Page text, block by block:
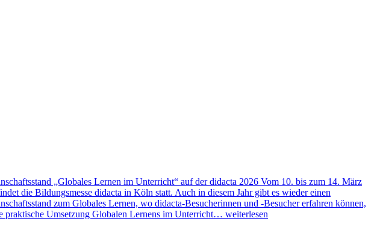
„Globales Lernen im Unterricht“ auf der didacta 2026 Vom 10. bis zum 14. März
die Bildungsmesse didacta in Köln statt. Auch in diesem Jahr gibt es wieder einen
zum Globales Lernen, wo didacta-Besucherinnen und -Besucher erfahren können,
praktische Umsetzung Globalen Lernens im Unterricht… weiterlesen